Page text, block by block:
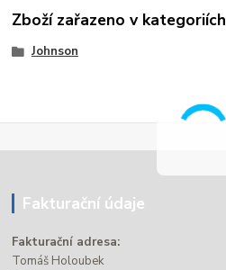
Zboží zařazeno v kategoriích
Johnson
Fakturační údaje
Fakturační adresa:
Tomáš Holoubek